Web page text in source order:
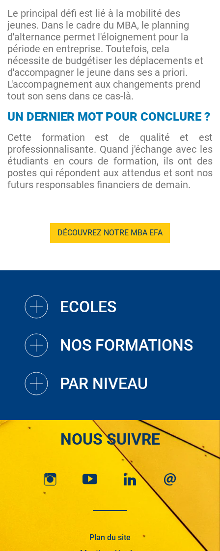
Le principal défi est lié à la mobilité des
jeunes. Dans le cadre du MBA, le planning
d'alternance permet l'éloignement pour la
période en entreprise. Toutefois, cela
nécessite de budgétiser les déplacements et
d'accompagner le jeune dans ses a priori.
L'accompagnement aux changements prend
tout son sens dans ce cas-là.
UN DERNIER MOT POUR CONCLURE ?
Cette formation est de qualité et est
professionnalisante. Quand j'échange avec les
étudiants en cours de formation, ils ont des
postes qui répondent aux attendus et sont nos
futurs responsables financiers de demain.
DÉCOUVREZ NOTRE MBA EFA
ECOLES
NOS FORMATIONS
PAR NIVEAU
NOUS SUIVRE
Plan du site